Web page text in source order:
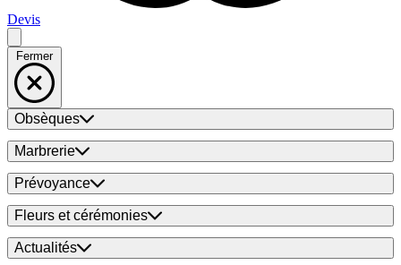
Devis
Fermer
Obsèques
Marbrerie
Prévoyance
Fleurs et cérémonies
Actualités